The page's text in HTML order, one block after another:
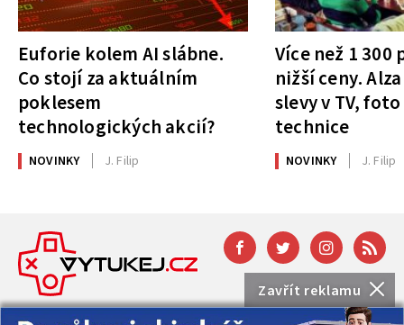
Zavřít reklamu
Euforie kolem AI slábne.
Co stojí za aktuálním
poklesem
technologických akcií?
NOVINKY J. Filip
Více než 1
nižší ceny.
slevy v TV,
technice
NOVINKY J. Filip